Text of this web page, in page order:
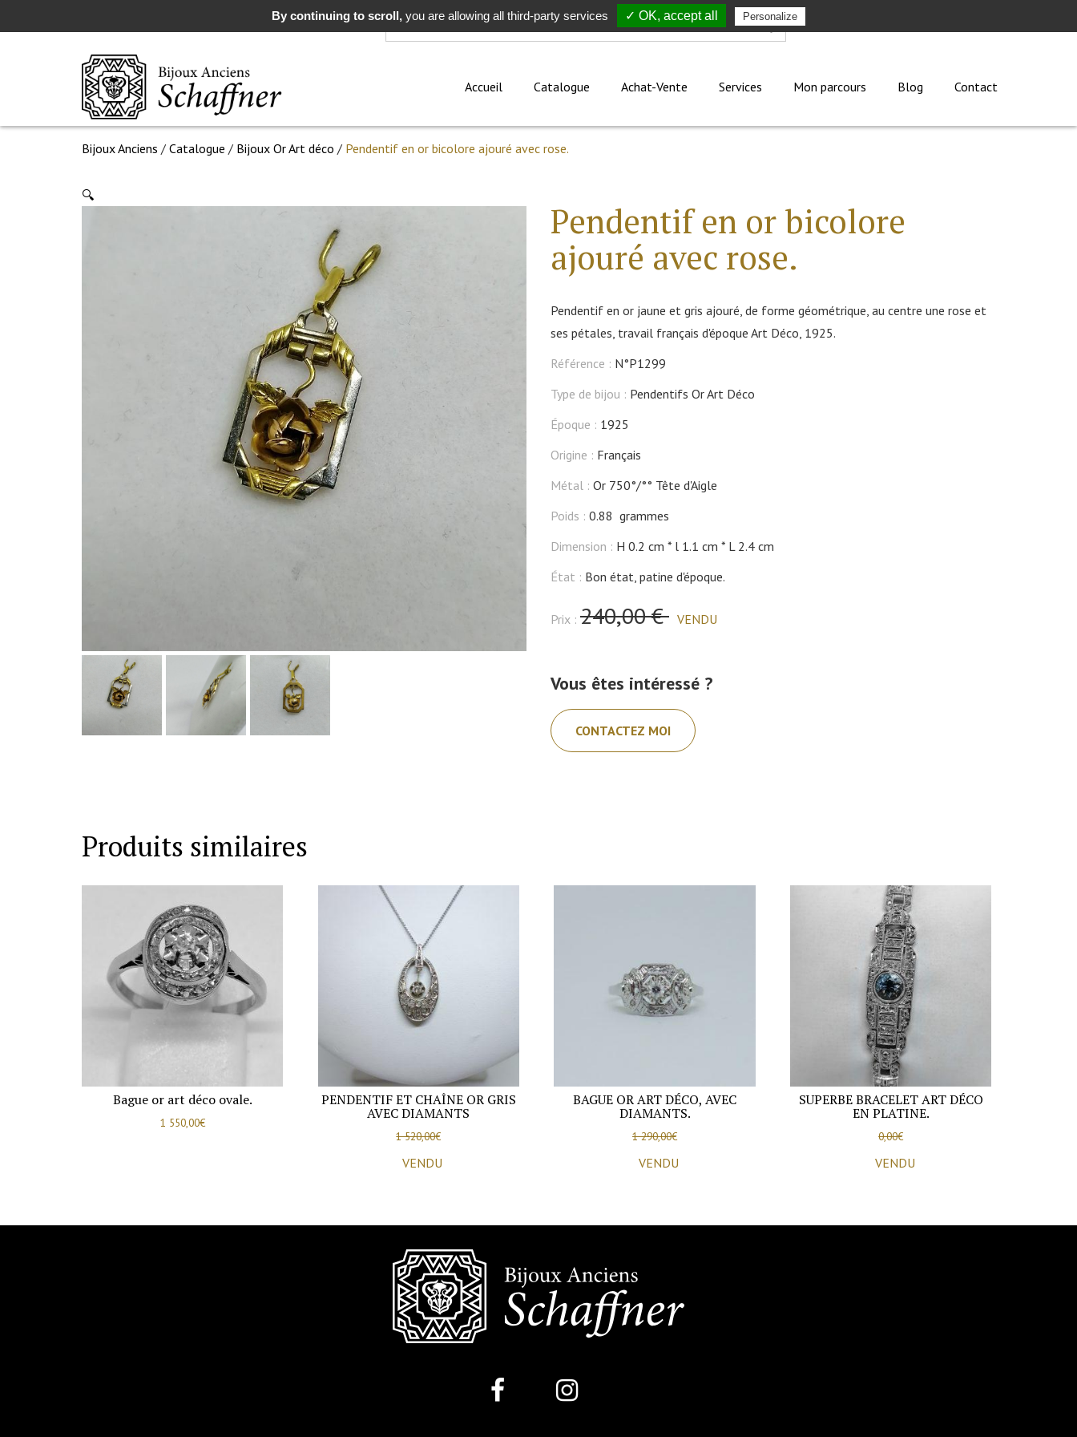
Rechercher
Accueil Catalogue Achat-Vente Services Mon parcours Blog Contact
Bijoux Anciens / Catalogue / Bijoux Or Art déco / Pendentif en or bicolore ajouré avec rose.
🔍
Pendentif en or bicolore
ajouré avec rose.
Pendentif en or jaune et gris ajouré, de forme géométrique, au centre une rose et
ses pétales, travail français d'époque Art Déco, 1925.
Référence : N°P1299
Type de bijou : Pendentifs Or Art Déco
Époque : 1925
Origine : Français
Métal : Or 750°/°° Tête d'Aigle
Poids : 0.88 grammes
Dimension : H 0.2 cm l 1.1 cm
L 2.4 cm
État : Bon état, patine d'époque.
Prix : 240,00 € VENDU
Vous êtes intéressé ?
CONTACTEZ MOI
Produits similaires
Bague or art déco ovale.
1 550,00€
PENDENTIF ET CHAÎNE OR GRIS
AVEC DIAMANTS
1 520,00€
VENDU
BAGUE OR ART DÉCO, AVEC
DIAMANTS.
1 290,00€
VENDU
SUPERBE BRACELET ART DÉCO
EN PLATINE.
0,00€
VENDU
By continuing to scroll,you are allowing all third-party services ✓ OK, accept all Personalize